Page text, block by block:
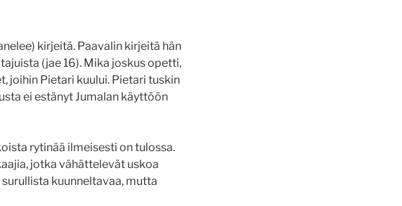
kirjeitä. Paavalin kirjeitä hän
(jae 16). Mika joskus opetti,
joihin Pietari kuului. Pietari tuskin
ei estänyt Jumalan käyttöön
rytinää ilmeisesti on tulossa.
jotka vähättelevät uskoa
surullista kuunneltavaa, mutta